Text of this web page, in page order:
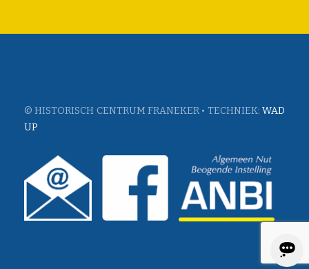
© HISTORISCH CENTRUM FRANEKER • TECHNIEK: WAD
UP